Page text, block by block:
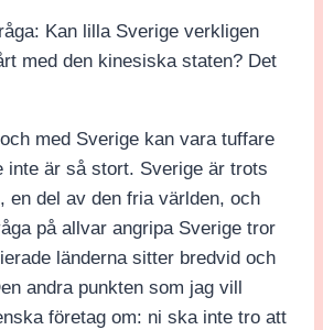
Kan lilla Sverige verkligen
med den kinesiska staten? Det
med Sverige kan vara tuffare
inte är så stort. Sverige är trots
en del av den fria världen, och
på allvar angripa Sverige tror
länderna sitter bredvid och
andra punkten som jag vill
företag om: ni ska inte tro att